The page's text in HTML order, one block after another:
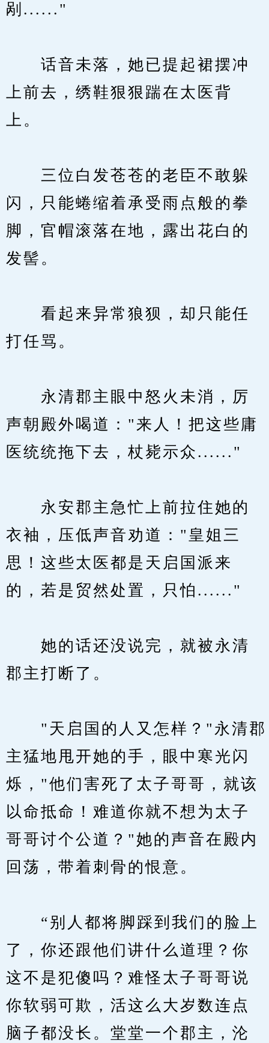
剐......"
话音未落，她已提起裙摆冲
上前去，绣鞋狠狠踹在太医背
上。
三位白发苍苍的老臣不敢躲
闪，只能蜷缩着承受雨点般的拳
脚，官帽滚落在地，露出花白的
发髻。
看起来异常狼狈，却只能任
打任骂。
永清郡主眼中怒火未消，厉
声朝殿外喝道："来人！把这些庸
医统统拖下去，杖毙示众......"
永安郡主急忙上前拉住她的
衣袖，压低声音劝道："皇姐三
思！这些太医都是天启国派来
的，若是贸然处置，只怕......"
她的话还没说完，就被永清
郡主打断了。
"天启国的人又怎样？"永清郡
主猛地甩开她的手，眼中寒光闪
烁，"他们害死了太子哥哥，就该
以命抵命！难道你就不想为太子
哥哥讨个公道？"她的声音在殿内
回荡，带着刺骨的恨意。
“别人都将脚踩到我们的脸上
了，你还跟他们讲什么道理？你
这不是犯傻吗？难怪太子哥哥说
你软弱可欺，活这么大岁数连点
脑子都没长。堂堂一个郡主，沦